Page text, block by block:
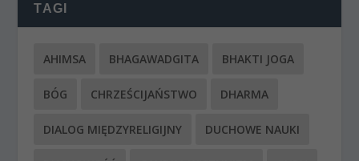
TAGI
AHIMSA BHAGAWADGITA BHAKTI JOGA
BÓG CHRZEŚCIJAŃSTWO DHARMA
DIALOG MIĘDZYRELIGIJNY DUCHOWE NAUKI